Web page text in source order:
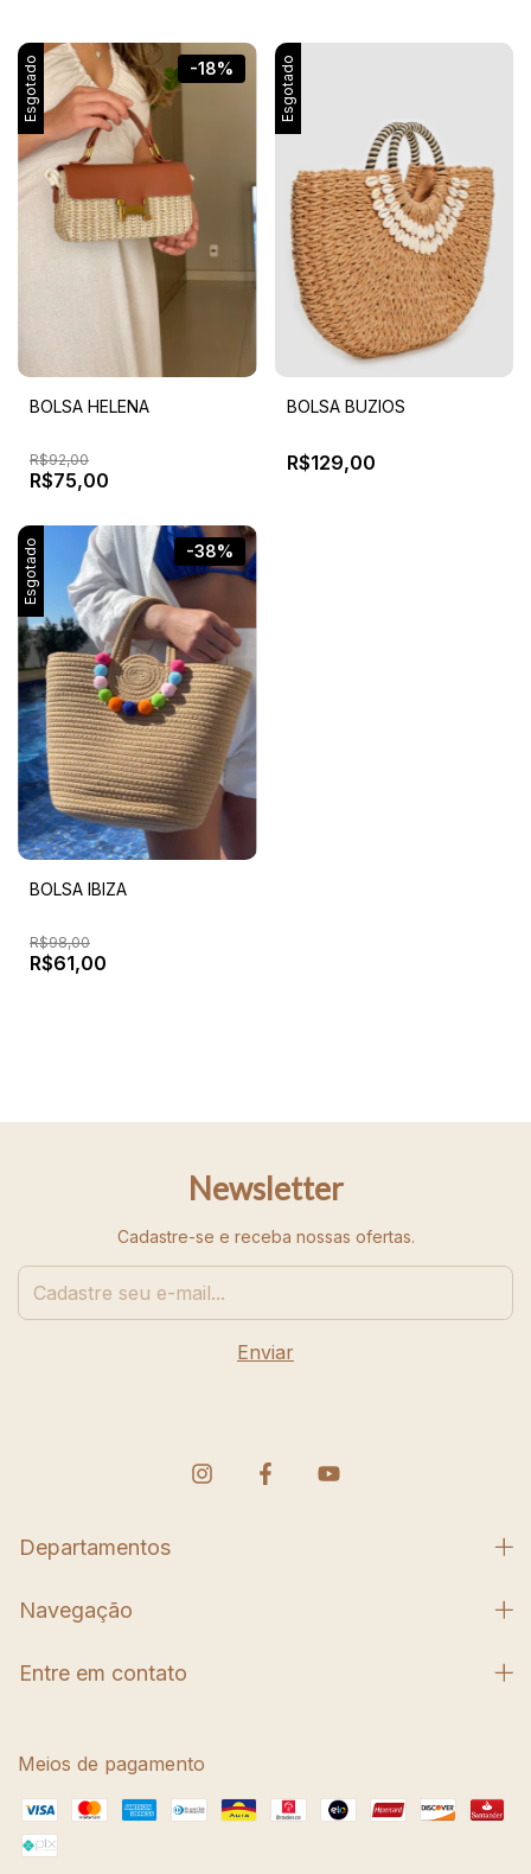
-18%
Esgotado
BOLSA HELENA
R$92,00
R$75,00
Esgotado
BOLSA BUZIOS
R$129,00
-38%
Esgotado
BOLSA IBIZA
R$98,00
R$61,00
Newsletter
Cadastre-se e receba nossas ofertas.
Departamentos
Navegação
Entre em contato
Meios de pagamento